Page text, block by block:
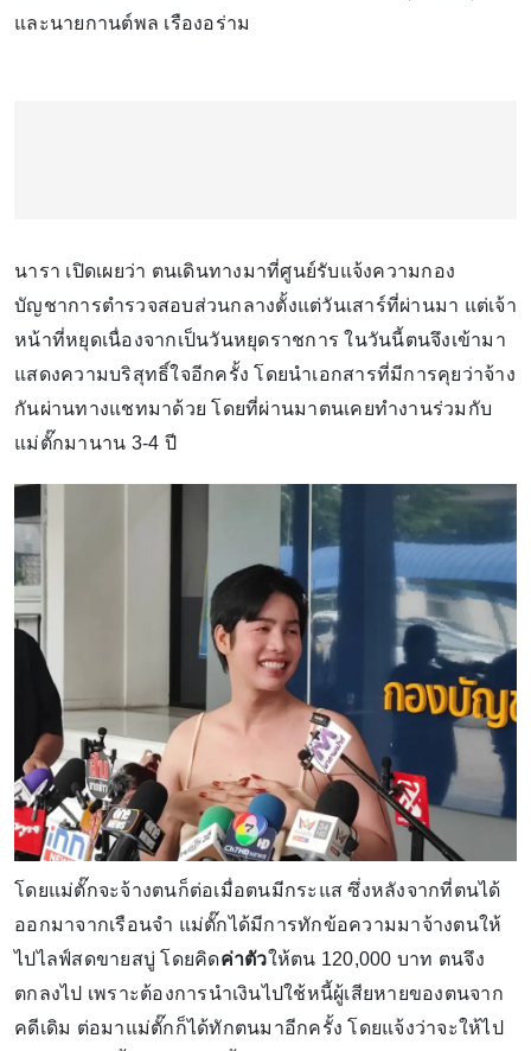
และนายกานต์พล เรืองอร่าม
นารา เปิดเผยว่า ตนเดินทางมาที่ศูนย์รับแจ้งความกอง
บัญชาการตำรวจสอบส่วนกลางตั้งแต่วันเสาร์ที่ผ่านมา แต่เจ้า
หน้าที่หยุดเนื่องจากเป็นวันหยุดราชการ ในวันนี้ตนจึงเข้ามา
แสดงความบริสุทธิ์ใจอีกครั้ง โดยนำเอกสารที่มีการคุยว่าจ้าง
กันผ่านทางแชทมาด้วย โดยที่ผ่านมาตนเคยทำงานร่วมกับ
แม่ตั๊กมานาน 3-4 ปี
โดยแม่ตั๊กจะจ้างตนก็ต่อเมื่อตนมีกระแส ซึ่งหลังจากที่ตนได้
ออกมาจากเรือนจำ แม่ตั๊กได้มีการทักข้อความมาจ้างตนให้
ไปไลฟ์สดขายสบู่ โดยคิดค่าตัวให้ตน 120,000 บาท ตนจึง
ตกลงไป เพราะต้องการนำเงินไปใช้หนี้ผู้เสียหายของตนจาก
คดีเดิม ต่อมาแม่ตั๊กก็ได้ทักตนมาอีกครั้ง โดยแจ้งว่าจะให้ไป